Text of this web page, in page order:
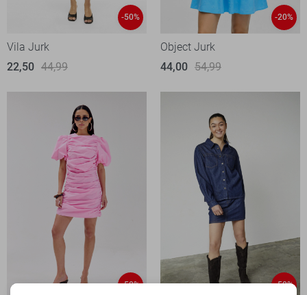
-50%
Vila Jurk
22,50 44,99
-20%
Object Jurk
44,00 54,99
-50% -50%